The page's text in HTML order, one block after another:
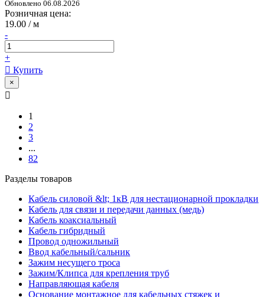
Обновлено 06.08.2026
Розничная цена:
19.00 / м
-
+
Купить
×
1
2
3
...
82
Разделы товаров
Кабель силовой &lt; 1кВ для нестационарной прокладки
Кабель для связи и передачи данных (медь)
Кабель коаксиальный
Кабель гибридный
Провод одножильный
Ввод кабельный/сальник
Зажим несущего троса
Зажим/Клипса для крепления труб
Направляющая кабеля
Основание монтажное для кабельных стяжек и